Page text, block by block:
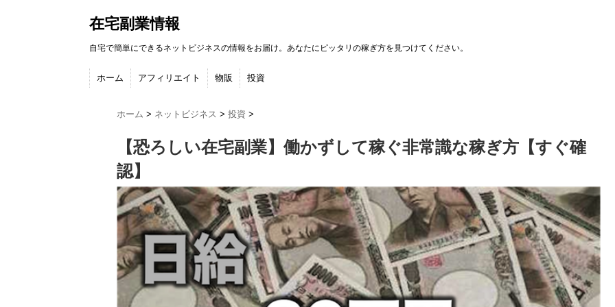
在宅副業情報
自宅で簡単にできるネットビジネスの情報をお届け。あなたにピッタリの稼ぎ方を見つけてください。
ホーム アフィリエイト 物販 投資
ホーム > ネットビジネス > 投資 >
【恐ろしい在宅副業】働かずして稼ぐ非常識な稼ぎ方【すぐ確
認】